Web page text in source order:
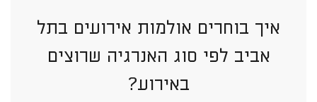
איך בוחרים אולמות אירועים בתל
אביב לפי סוג האנרגיה שרוצים
באירוע?